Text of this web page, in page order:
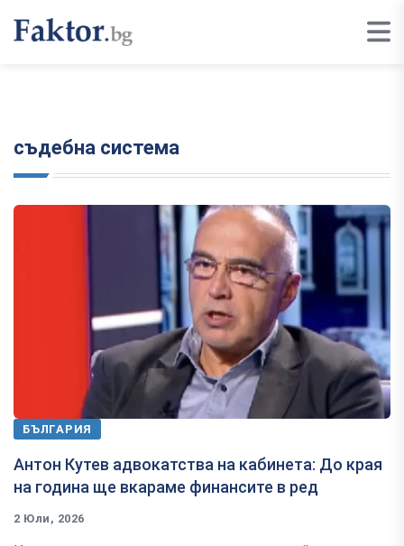
съдебна система
БЪЛГАРИЯ
Антон Кутев адвокатства на кабинета: До края
на година ще вкараме финансите в ред
2 Юли, 2026